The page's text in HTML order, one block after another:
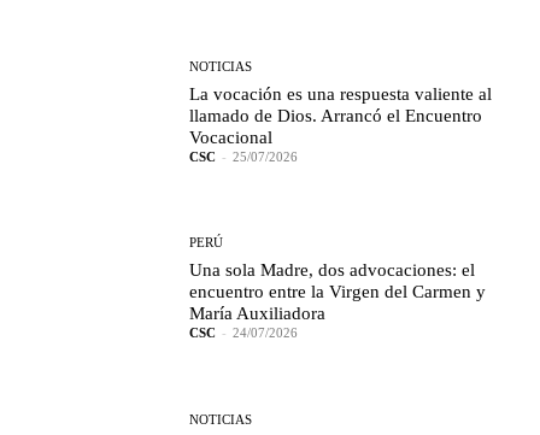
NOTICIAS
La vocación es una respuesta valiente al
llamado de Dios. Arrancó el Encuentro
Vocacional
CSC - 25/07/2026
PERÚ
Una sola Madre, dos advocaciones: el
encuentro entre la Virgen del Carmen y
María Auxiliadora
CSC - 24/07/2026
NOTICIAS